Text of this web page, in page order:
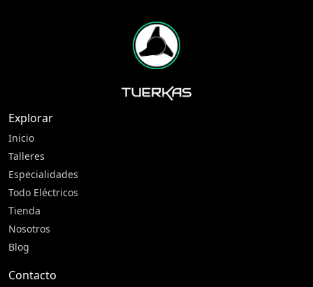
Explorar
Inicio
Talleres
Especialidades
Todo Eléctricos
Tienda
Nosotros
Blog
Contacto